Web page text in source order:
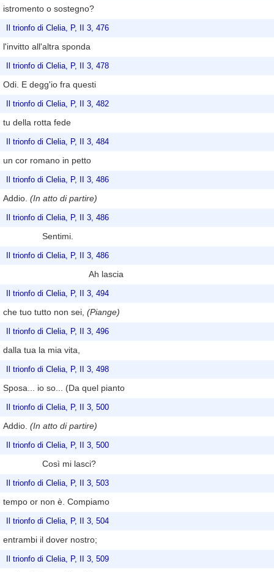
istromento o sostegno?
Il trionfo di Clelia, P, II 3, 476
l'invitto all'altra sponda
Il trionfo di Clelia, P, II 3, 478
Odi. E degg'io fra questi
Il trionfo di Clelia, P, II 3, 482
tu della rotta fede
Il trionfo di Clelia, P, II 3, 484
un cor romano in petto
Il trionfo di Clelia, P, II 3, 486
Addio. (In atto di partire)
Il trionfo di Clelia, P, II 3, 486
Sentimi.
Il trionfo di Clelia, P, II 3, 486
Ah lascia
Il trionfo di Clelia, P, II 3, 494
che tuo tutto non sei, (Piange)
Il trionfo di Clelia, P, II 3, 496
dalla tua la mia vita,
Il trionfo di Clelia, P, II 3, 498
Sposa... io so... (Da quel pianto
Il trionfo di Clelia, P, II 3, 500
Addio. (In atto di partire)
Il trionfo di Clelia, P, II 3, 500
Così mi lasci?
Il trionfo di Clelia, P, II 3, 503
tempo or non è. Compiamo
Il trionfo di Clelia, P, II 3, 504
entrambi il dover nostro;
Il trionfo di Clelia, P, II 3, 509